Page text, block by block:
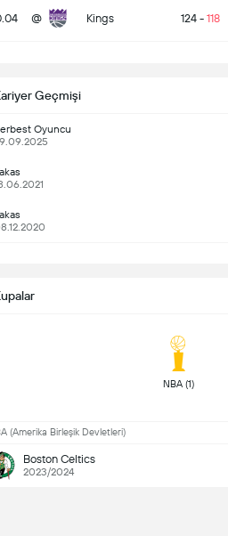
@ Kings 124 - 118
Geçmişi
Oyuncu
NBA (1)
(Amerika Birleşik Devletleri)
Boston Celtics
2023/2024